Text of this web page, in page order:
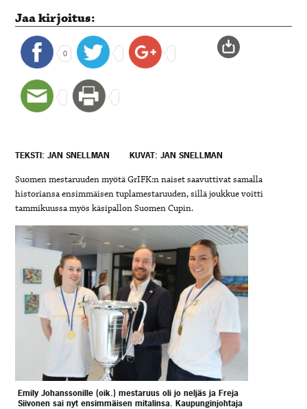
Jaa kirjoitus:
0
TEKSTI: JAN SNELLMAN KUVAT: JAN SNELLMAN
Suomen mestaruuden myötä GrIFK:n naiset saavuttivat samalla
historiansa ensimmäisen tuplamestaruuden, sillä joukkue voitti
tammikuussa myös käsipallon Suomen Cupin.
Emily Johanssonille (oik.) mestaruus oli jo neljäs ja Freja
Siivonen sai nyt ensimmäisen mitalinsa. Kaupunginjohtaja